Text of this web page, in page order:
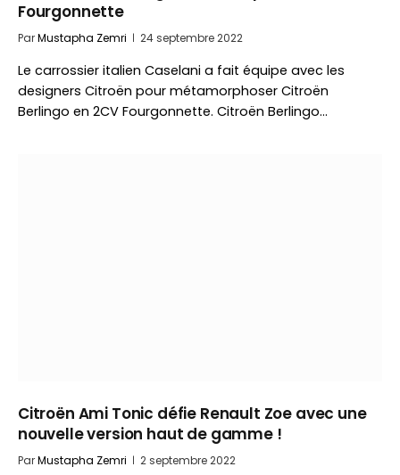
Fourgonnette
ParMustapha Zemri 24 septembre 2022
Le carrossier italien Caselani a fait équipe avec les
designers Citroën pour métamorphoser Citroën
Berlingo en 2CV Fourgonnette. Citroën Berlingo…
Citroën Ami Tonic défie Renault Zoe avec une
nouvelle version haut de gamme !
ParMustapha Zemri 2 septembre 2022